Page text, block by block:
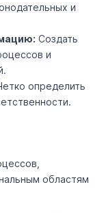
и
Создать
и
определить
областям